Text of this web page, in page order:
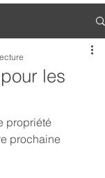
les
prochaine